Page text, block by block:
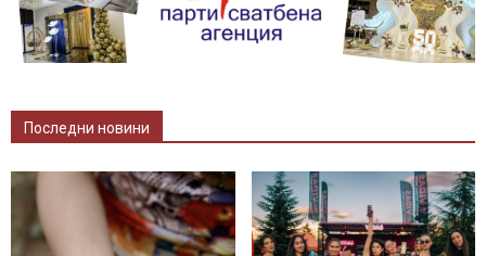
Последни новини